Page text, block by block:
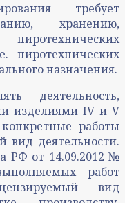
требует
хранению,
пиротехнических
назначения.
деятельность,
изделиями IV и V
работы
вид деятельности.
РФ от 14.09.2012 №
работ
вид